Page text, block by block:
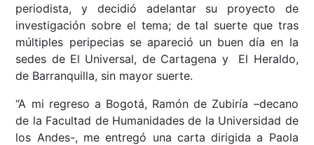
periodista, y decidió adelantar su proyecto de
investigación sobre el tema; de tal suerte que tras
múltiples peripecias se apareció un buen día en la
sedes de El Universal, de Cartagena y El Heraldo,
de Barranquilla, sin mayor suerte.
“A mi regreso a Bogotá, Ramón de Zubiría –decano
de la Facultad de Humanidades de la Universidad de
los Andes-, me entregó una carta dirigida a Paola